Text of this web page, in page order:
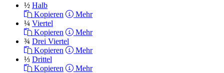
½ Halb
Kopieren
Mehr
¼ Viertel
Kopieren
Mehr
¾ Drei Viertel
Kopieren
Mehr
⅓ Drittel
Kopieren
Mehr